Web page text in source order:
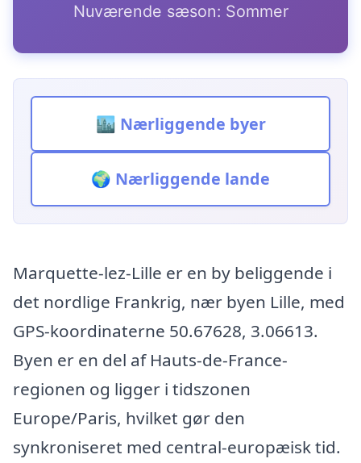
Nuværende sæson: Sommer
🏙️ Nærliggende byer
🌍 Nærliggende lande
Marquette-lez-Lille er en by beliggende i
det nordlige Frankrig, nær byen Lille, med
GPS-koordinaterne 50.67628, 3.06613.
Byen er en del af Hauts-de-France-
regionen og ligger i tidszonen
Europe/Paris, hvilket gør den
synkroniseret med central-europæisk tid.